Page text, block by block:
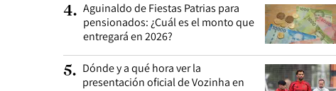
4. Aguinaldo de Fiestas Patrias para
pensionados: ¿Cuál es el monto que
entregará en 2026?
5. Dónde y a qué hora ver la
presentación oficial de Vozinha en